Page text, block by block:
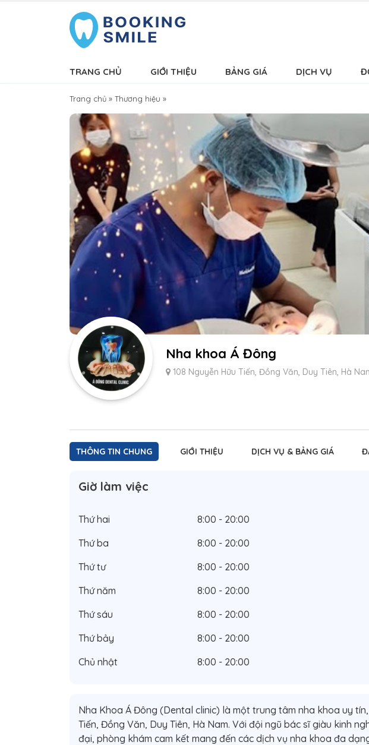
TRANG CHỦ GIỚI THIỆU BẢNG GIÁ DỊCH VỤ
Trang chủ » Thương hiệu »
Nha khoa Á Đông
108 Nguyễn Hữu Tiến, Đồng Văn, Duy Tiên, Hà
THÔNG TIN CHUNG GIỚI THIỆU DỊCH VỤ & BẢNG GIÁ
Giờ làm việc
Thứ hai
8:00 - 20:00
Thứ ba
8:00 - 20:00
Thứ tư
8:00 - 20:00
Thứ năm
8:00 - 20:00
Thứ sáu
8:00 - 20:00
Thứ bảy
8:00 - 20:00
Chủ nhật
8:00 - 20:00
Nha Khoa Á Đông (Dental clinic) là một trung tâm nha khoa uy
Tiến, Đồng Văn, Duy Tiên, Hà Nam. Với đội ngũ bác sĩ giàu kinh
đại, phòng khám cam kết mang đến các dịch vụ nha khoa đa